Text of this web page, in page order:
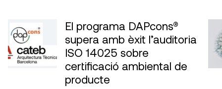
El programa DAPcons®
supera amb èxit l’auditoria
ISO 14025 sobre
certificació ambiental de
producte